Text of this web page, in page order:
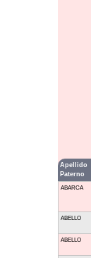
Apellido
Paterno
ABARCA
ABELLO
ABELLO